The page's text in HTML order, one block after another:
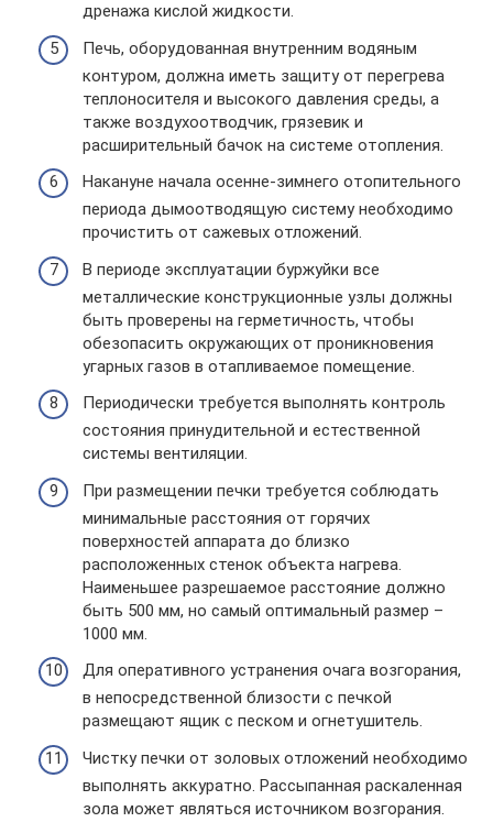
дренажа кислой жидкости.
Печь, оборудованная внутренним водяным
контуром, должна иметь защиту от перегрева
теплоносителя и высокого давления среды, а
также воздухоотводчик, грязевик и
расширительный бачок на системе отопления.
Накануне начала осенне-зимнего отопительного
периода дымоотводящую систему необходимо
прочистить от сажевых отложений.
В периоде эксплуатации буржуйки все
металлические конструкционные узлы должны
быть проверены на герметичность, чтобы
обезопасить окружающих от проникновения
угарных газов в отапливаемое помещение.
Периодически требуется выполнять контроль
состояния принудительной и естественной
системы вентиляции.
При размещении печки требуется соблюдать
минимальные расстояния от горячих
поверхностей аппарата до близко
расположенных стенок объекта нагрева.
Наименьшее разрешаемое расстояние должно
быть 500 мм, но самый оптимальный размер –
1000 мм.
Для оперативного устранения очага возгорания,
в непосредственной близости с печкой
размещают ящик с песком и огнетушитель.
Чистку печки от золовых отложений необходимо
выполнять аккуратно. Рассыпанная раскаленная
зола может являться источником возгорания.